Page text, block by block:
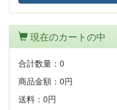
現在のカートの中
合計数量： 0
商品金額： 0円
送料： 0円